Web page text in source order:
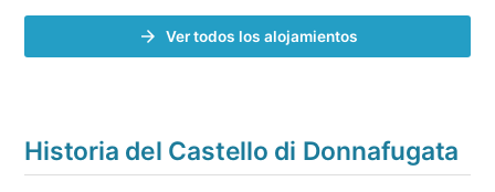
Ver todos los alojamientos
Historia del Castello di Donnafugata